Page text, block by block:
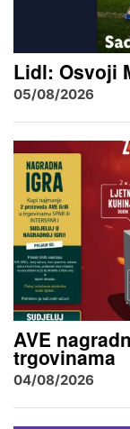
Lidl: Osvoji
05/08/2026
AVE
trgovinama
04/08/2026